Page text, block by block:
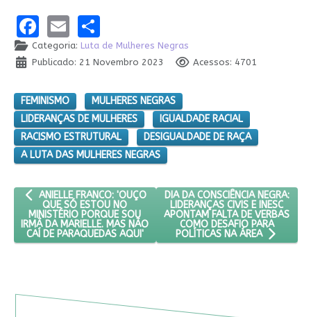
Facebook
EmailShare
Categoria: Luta de Mulheres Negras
Publicado: 21 Novembro 2023
Acessos: 4701
FEMINISMO
MULHERES NEGRAS
LIDERANÇAS DE MULHERES
IGUALDADE RACIAL
RACISMO ESTRUTURAL
DESIGUALDADE DE RAÇA
A LUTA DAS MULHERES NEGRAS
ARTIGO ANTERIOR: ANIELLE FRANCO: 'OUÇO QUE SÓ ESTOU
ANIELLE FRANCO: 'OUÇO
QUE SÓ ESTOU NO
MINISTÉRIO PORQUE SOU
IRMÃ DA MARIELLE. MAS NÃO
CAÍ DE PARAQUEDAS AQUI'
PRÓXIMO ARTIGO: DIA DA
DIA DA CONSCIÊNCIA NEGRA:
LIDERANÇAS CIVIS E INESC
APONTAM FALTA DE VERBAS
COMO DESAFIO PARA
POLÍTICAS NA ÁREA